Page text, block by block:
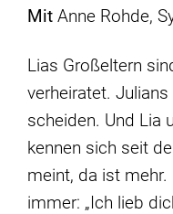
Mit Anne Rohde,
Lias Großeltern
verheiratet.
scheiden. Und Lia
kennen sich seit
meint, da ist
immer: „Ich lieb